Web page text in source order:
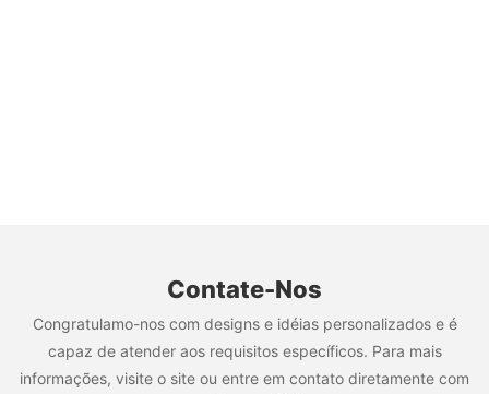
Contate-Nos
Congratulamo-nos com designs e idéias personalizados e é
capaz de atender aos requisitos específicos. Para mais
informações, visite o site ou entre em contato diretamente com